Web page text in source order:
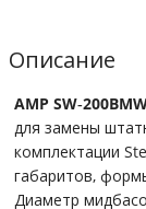
Описание
AMP
для замены
комплектации
габаритов,
Диаметр